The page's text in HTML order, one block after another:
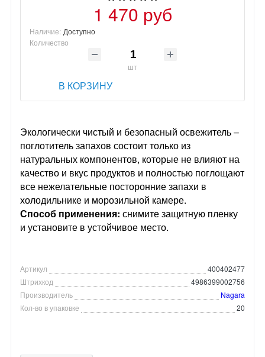
1 470 руб
Наличие: Доступно
Количество
шт
В КОРЗИНУ
Экологически чистый и безопасный освежитель –
поглотитель запахов состоит только из
натуральных компонентов, которые не влияют на
качество и вкус продуктов и полностью поглощают
все нежелательные посторонние запахи в
холодильнике и морозильной камере.
Способ применения: снимите защитную пленку
и установите в устойчивое место.
Артикул
400402477
Штрихкод
4986399002756
Производитель
Nagara
Кол-во в упаковке
20